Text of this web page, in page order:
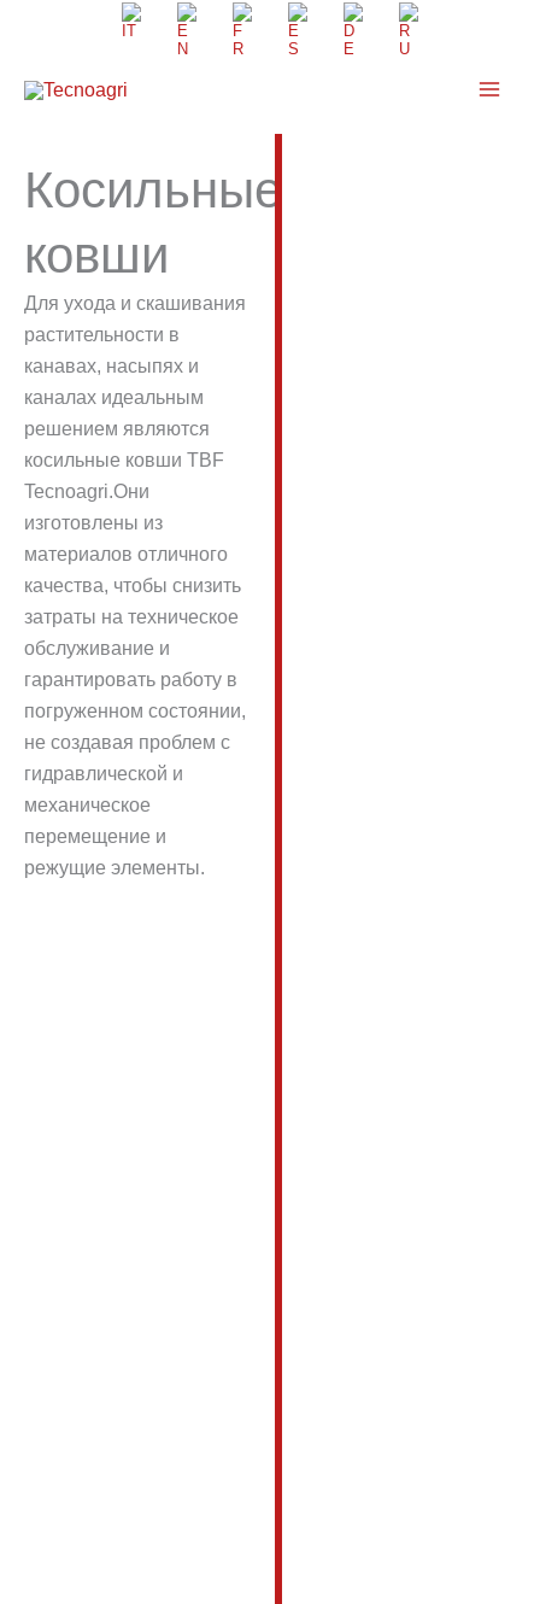
содержимому
Косильные
ковши
Для ухода и скашивания
растительности в
канавах, насыпях и
каналах идеальным
решением являются
косильные ковши TBF
Tecnoagri.Они
изготовлены из
материалов отличного
качества, чтобы снизить
затраты на техническое
обслуживание и
гарантировать работу в
погруженном состоянии,
не создавая проблем с
гидравлической и
механическое
перемещение и
режущие элементы.